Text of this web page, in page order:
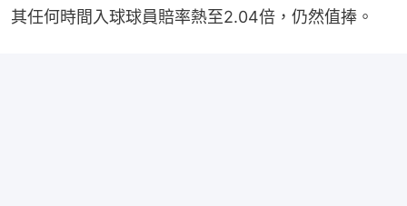
其任何時間入球球員賠率熱至2.04倍，仍然值捧。